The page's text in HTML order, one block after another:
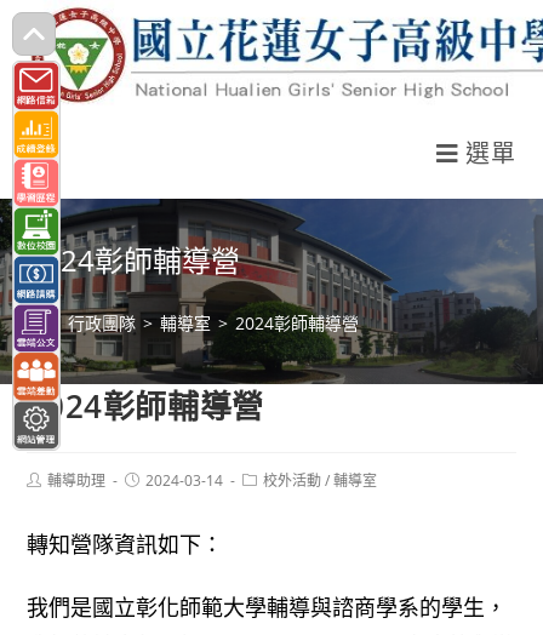
跳
轉
至
主
要
內
容
選單
2024彰師輔導營
> 行政團隊 > 輔導室 > 2024彰師輔導營
2024彰師輔導營
Post輔導助理
Post2024-03-14
Post校外活動 / 輔導室
轉知營隊資訊如下：
我們是國立彰化師範大學輔導與諮商學系的學生，